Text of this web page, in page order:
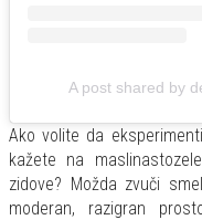
A post shared by
Ako volite da
kažete na
zidove? Možda zvuči
moderan, razigran